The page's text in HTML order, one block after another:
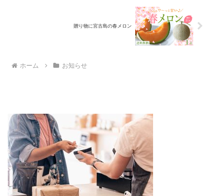
贈り物に宮古島の春メロン
ホーム お知らせ